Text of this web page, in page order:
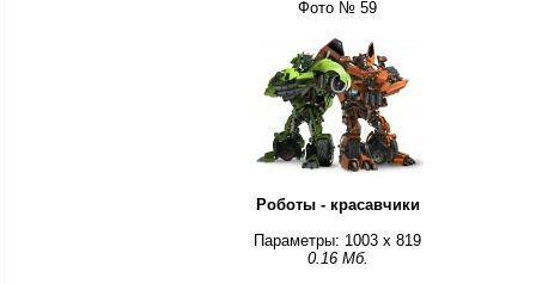
Фото № 59
Роботы - красавчики
Параметры: 1003 x 819
0.16 Мб.